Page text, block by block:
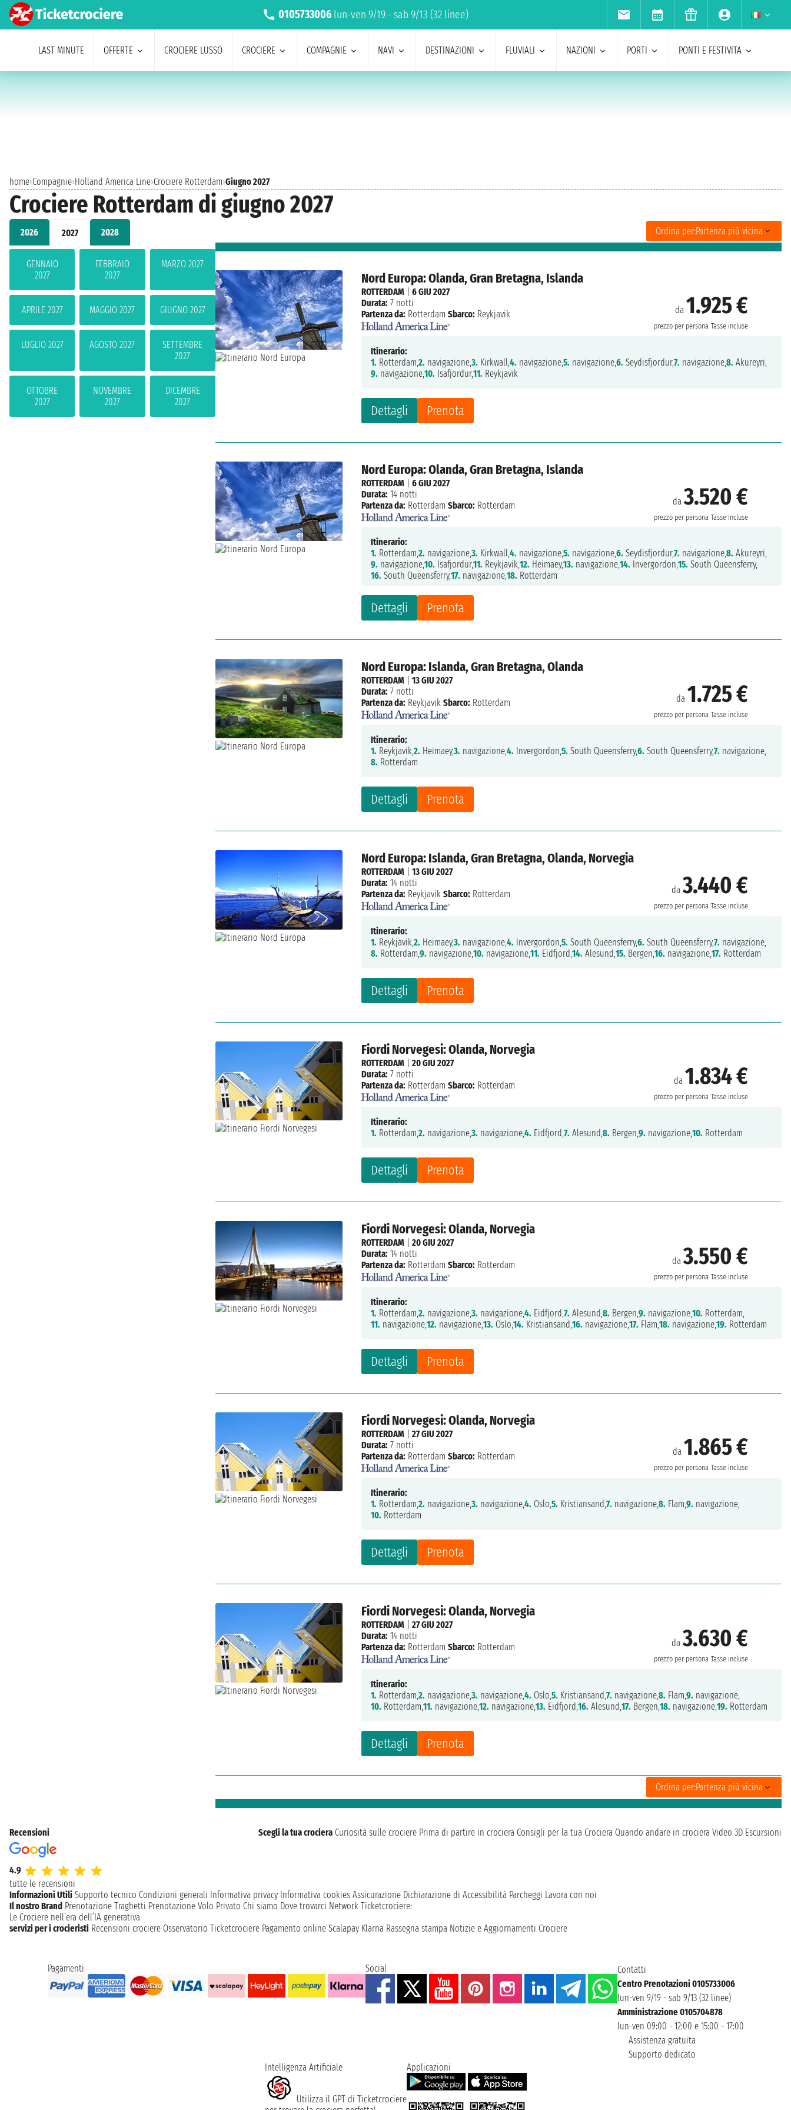
0105733006 lun-ven 9/19 - sab 9/13 (32 linee)
LAST MINUTE OFFERTE CROCIERE LUSSO CROCIERE COMPAGNIE NAVI DESTINAZIONI FLUVIALI NAZIONI PORTI PONTI E FESTIVITA
home›Compagnie›Holland America Line›Crociere Rotterdam›Giugno 2027
Crociere Rotterdam di giugno 2027
2026 2027 2028
GENNAIO
2027
FEBBRAIO
2027
MARZO 2027
APRILE 2027 MAGGIO 2027 GIUGNO 2027
LUGLIO 2027 AGOSTO 2027
SETTEMBRE
2027
OTTOBRE
2027
NOVEMBRE
2027
DICEMBRE
2027
Ordina per:Partenza più vicina
Nord Europa: Olanda, Gran Bretagna, Islanda
da 1.925 €
prezzo per persona Tasse incluse
Dettagli Prenota
ROTTERDAM |6 GIU 2027
Durata: 7 notti
Partenza da: Rotterdam Sbarco: Reykjavik
Itinerario:
1. Rotterdam,2. navigazione,3. Kirkwall,4. navigazione,5. navigazione,6. Seydisfjordur,7. navigazione,8. Akureyri,
9. navigazione,10. Isafjordur,11. Reykjavik
Nord Europa: Olanda, Gran Bretagna, Islanda
da3.520 €
prezzo per persona Tasse incluse
Dettagli Prenota
ROTTERDAM |6 GIU 2027
Durata: 14 notti
Partenza da: Rotterdam Sbarco: Rotterdam
Itinerario:
1. Rotterdam,2. navigazione,3. Kirkwall,4. navigazione,5. navigazione,6. Seydisfjordur,7. navigazione,8. Akureyri,
9. navigazione,10. Isafjordur,11. Reykjavik,12. Heimaey,13. navigazione,14. Invergordon,15. South Queensferry,
16. South Queensferry,17. navigazione,18. Rotterdam
Nord Europa: Islanda, Gran Bretagna, Olanda
da 1.725 €
prezzo per persona Tasse incluse
Dettagli Prenota
ROTTERDAM |13 GIU 2027
Durata: 7 notti
Partenza da: Reykjavik Sbarco: Rotterdam
Itinerario:
1. Reykjavik,2. Heimaey,3. navigazione,4. Invergordon,5. South Queensferry,6. South Queensferry,7. navigazione,
8. Rotterdam
Nord Europa: Islanda, Gran Bretagna, Olanda, Norvegia
da3.440 €
prezzo per persona Tasse incluse
Dettagli Prenota
ROTTERDAM |13 GIU 2027
Durata: 14 notti
Partenza da: Reykjavik Sbarco: Rotterdam
Itinerario:
1. Reykjavik,2. Heimaey,3. navigazione,4. Invergordon,5. South Queensferry,6. South Queensferry,7. navigazione,
8. Rotterdam,9. navigazione,10. navigazione,11. Eidfjord,14. Alesund,15. Bergen,16. navigazione,17. Rotterdam
Fiordi Norvegesi: Olanda, Norvegia
da 1.834 €
prezzo per persona Tasse incluse
Dettagli Prenota
ROTTERDAM |20 GIU 2027
Durata: 7 notti
Partenza da: Rotterdam Sbarco: Rotterdam
Itinerario:
1. Rotterdam,2. navigazione,3. navigazione,4. Eidfjord,7. Alesund,8. Bergen,9. navigazione,10. Rotterdam
Fiordi Norvegesi: Olanda, Norvegia
da3.550 €
prezzo per persona Tasse incluse
Dettagli Prenota
ROTTERDAM |20 GIU 2027
Durata: 14 notti
Partenza da: Rotterdam Sbarco: Rotterdam
Itinerario:
1. Rotterdam,2. navigazione,3. navigazione,4. Eidfjord,7. Alesund,8. Bergen,9. navigazione,10. Rotterdam,
11. navigazione,12. navigazione,13. Oslo,14. Kristiansand,16. navigazione,17. Flam,18. navigazione,19. Rotterdam
Fiordi Norvegesi: Olanda, Norvegia
da 1.865 €
prezzo per persona Tasse incluse
Dettagli Prenota
ROTTERDAM |27 GIU 2027
Durata: 7 notti
Partenza da: Rotterdam Sbarco: Rotterdam
Itinerario:
1. Rotterdam,2. navigazione,3. navigazione,4. Oslo,5. Kristiansand,7. navigazione,8. Flam,9. navigazione,
10. Rotterdam
Fiordi Norvegesi: Olanda, Norvegia
da3.630 €
prezzo per persona Tasse incluse
Dettagli Prenota
ROTTERDAM |27 GIU 2027
Durata: 14 notti
Partenza da: Rotterdam Sbarco: Rotterdam
Itinerario:
1. Rotterdam,2. navigazione,3. navigazione,4. Oslo,5. Kristiansand,7. navigazione,8. Flam,9. navigazione,
10. Rotterdam,11. navigazione,12. navigazione,13. Eidfjord,16. Alesund,17. Bergen,18. navigazione,19. Rotterdam
Ordina per:Partenza più vicina
Recensioni
4.9
tutte le recensioni
Scegli la tua crociera Curiosità sulle crociere Prima di partire in crociera Consigli per la tua Crociera Quando andare in crociera Video 3D Escursioni
Informazioni Utili Supporto tecnico Condizioni generali Informativa privacy Informativa cookies Assicurazione Dichiarazione di Accessibilità Parcheggi Lavora con noi
Il nostro Brand Prenotazione Traghetti Prenotazione Volo Privato Chi siamo Dove trovarci Network Ticketcrociere:
Le Crociere nell’era dell’IA generativa
servizi per i crocieristi Recensioni crociere Osservatorio Ticketcrociere Pagamento online Scalapay Klarna Rassegna stampa Notizie e Aggiornamenti Crociere
Pagamenti Social
Contatti
Centro Prenotazioni 0105733006
lun-ven 9/19 - sab 9/13 (32 linee)
Amministrazione 0105704878
lun-ven 09:00 - 12:00 e 15:00 - 17:00
Assistenza gratuita
Supporto dedicato
Intelligenza Artificiale
Utilizza il GPT di Ticketcrociere
Applicazioni